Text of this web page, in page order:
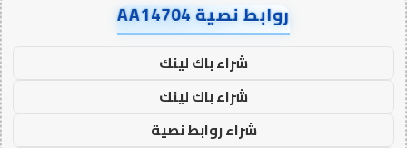
روابط نصية AA14704
شراء باك لينك
شراء باك لينك
شراء روابط نصية